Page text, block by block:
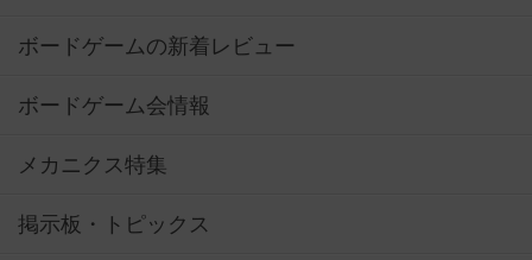
ボードゲームの新着レビュー
ボードゲーム会情報
メカニクス特集
掲示板・トピックス